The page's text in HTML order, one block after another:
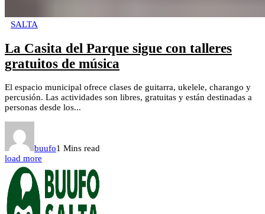
SALTA
La Casita del Parque sigue con talleres
gratuitos de música
El espacio municipal ofrece clases de guitarra, ukelele, charango y
percusión. Las actividades son libres, gratuitas y están destinadas a
personas desde los...
buufo1 Mins read
load more